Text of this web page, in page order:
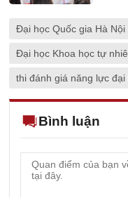
Đại học Quốc gia Hà Nội
Đại học Khoa học tự
thi đánh giá năng lực
Bình luận